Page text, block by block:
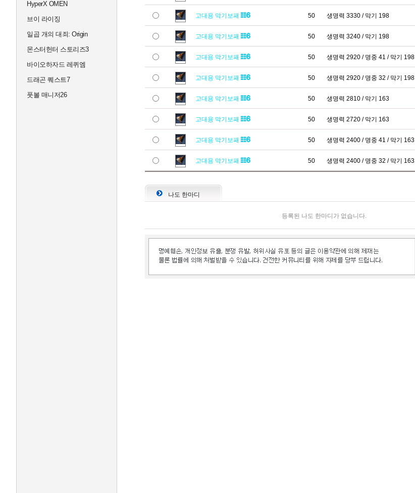
HyperX OMEN
브이 라이징
일곱 개의 대죄: Origin
몬스터헌터 스토리즈3
바이오하자드 레퀴엠
드래곤 퀘스트7
풋볼 매니저26
고대용 막기보패 50 생명력 3330 / 막기 198
고대용 막기보패 50 생명력 3240 / 막기 198
고대용 막기보패 50 생명력 2920 / 명중 41 / 막기 198
고대용 막기보패 50 생명력 2920 / 명중 32 / 막기 198
고대용 막기보패 50 생명력 2810 / 막기 163
고대용 막기보패 50 생명력 2720 / 막기 163
고대용 막기보패 50 생명력 2400 / 명중 41 / 막기 163
고대용 막기보패 50 생명력 2400 / 명중 32 / 막기 163
나도 한마디
등록된 나도 한마디가 없습니다.